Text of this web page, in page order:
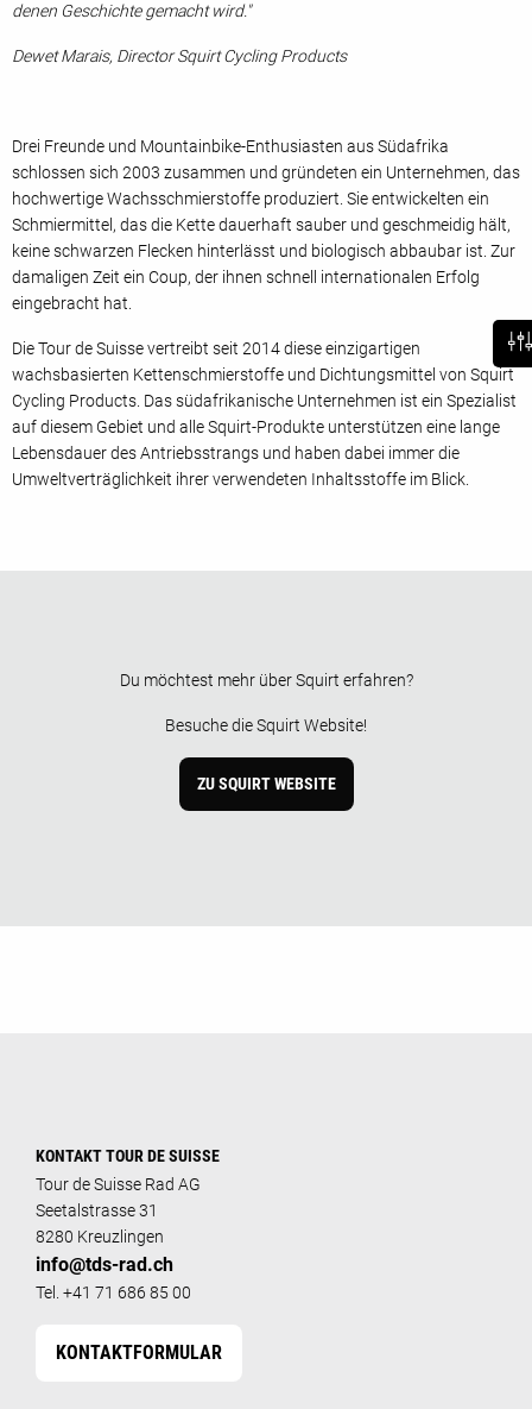
denen Geschichte gemacht wird."
Dewet Marais, Director Squirt Cycling Products
Drei Freunde und Mountainbike-Enthusiasten aus Südafrika
schlossen sich 2003 zusammen und gründeten ein Unternehmen, das
hochwertige Wachsschmierstoffe produziert. Sie entwickelten ein
Schmiermittel, das die Kette dauerhaft sauber und geschmeidig hält,
keine schwarzen Flecken hinterlässt und biologisch abbaubar ist. Zur
damaligen Zeit ein Coup, der ihnen schnell internationalen Erfolg
eingebracht hat.
Die Tour de Suisse vertreibt seit 2014 diese einzigartigen
wachsbasierten Kettenschmierstoffe und Dichtungsmittel von Squirt
Cycling Products. Das südafrikanische Unternehmen ist ein Spezialist
auf diesem Gebiet und alle Squirt-Produkte unterstützen eine lange
Lebensdauer des Antriebsstrangs und haben dabei immer die
Umweltverträglichkeit ihrer verwendeten Inhaltsstoffe im Blick.
Du möchtest mehr über Squirt erfahren?
Besuche die Squirt Website!
ZU SQUIRT WEBSITE
KONTAKT TOUR DE SUISSE
Tour de Suisse Rad AG
Seetalstrasse 31
8280 Kreuzlingen
info@tds-rad.ch
Tel. +41 71 686 85 00
KONTAKTFORMULAR